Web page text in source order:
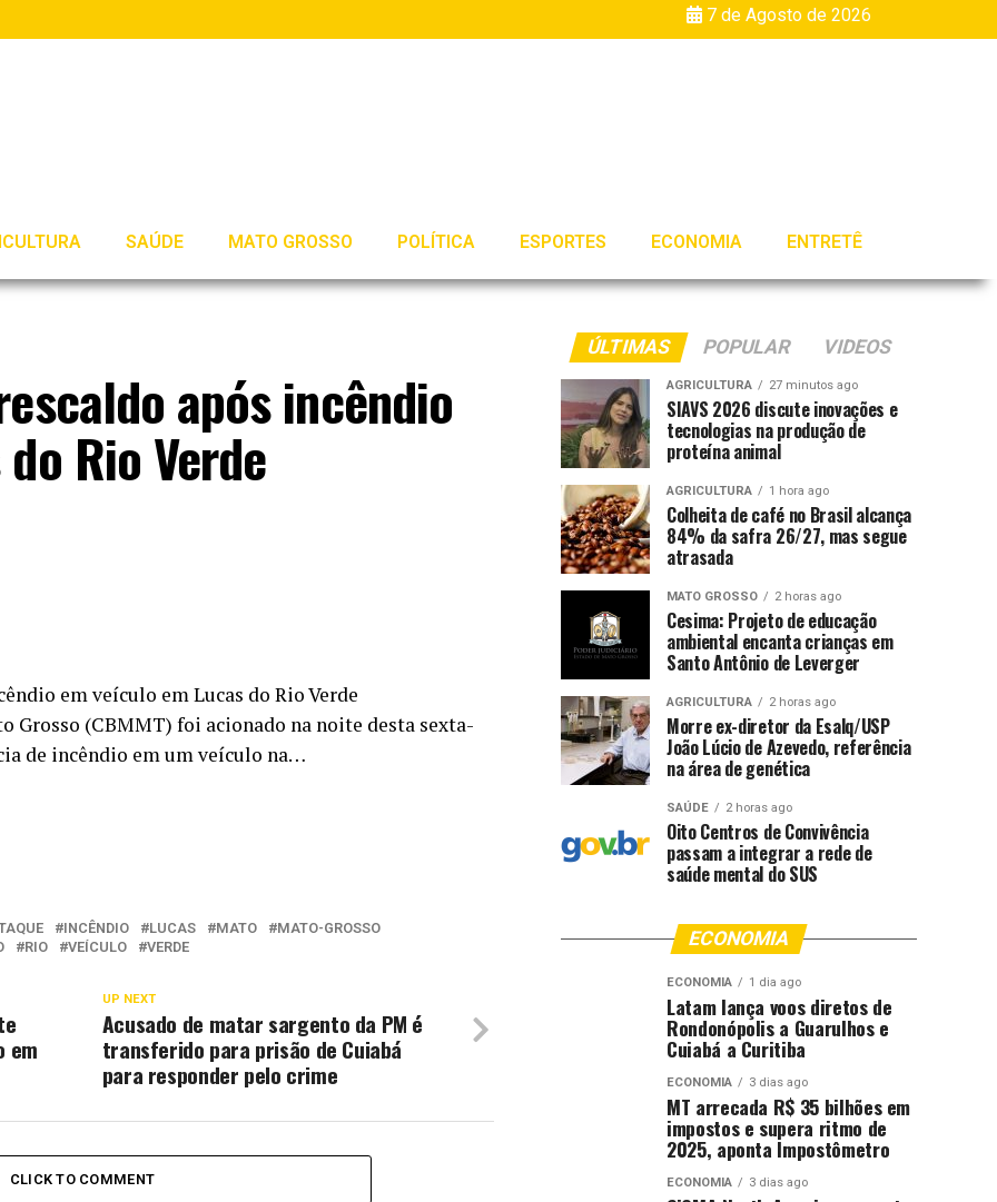
7 de Agosto de 2026
SAÚDE MATO GROSSO POLÍTICA ESPORTES ECONOMIA ENTRETÊ
após incêndio
Rio Verde
em veículo em Lucas do Rio Verde
Grosso (CBMMT) foi acionado na noite desta sexta-
de incêndio em um veículo na…
INCÊNDIO LUCAS MATO
MATO-GROSSO
RIO VEÍCULO VERDE
UP NEXT
Acusado de matar sargento da PM é
transferido para prisão de Cuiabá
para responder pelo crime
em
CLICK TO COMMENT
ÚLTIMAS POPULAR VIDEOS
AGRICULTURA 27 minutos ago
SIAVS 2026 discute inovações e
tecnologias na produção de
proteína animal
AGRICULTURA 1 hora ago
Colheita de café no Brasil alcança
84% da safra 26/27, mas segue
atrasada
MATO GROSSO 2 horas ago
Cesima: Projeto de educação
ambiental encanta crianças em
Santo Antônio de Leverger
AGRICULTURA 2 horas ago
Morre ex-diretor da Esalq/USP
João Lúcio de Azevedo, referência
na área de genética
SAÚDE 2 horas ago
Oito Centros de Convivência
passam a integrar a rede de
saúde mental do SUS
ECONOMIA
ECONOMIA 1 dia ago
Latam lança voos diretos de
Rondonópolis a Guarulhos e
Cuiabá a Curitiba
ECONOMIA 3 dias ago
MT arrecada R$ 35 bilhões em
impostos e supera ritmo de
2025, aponta Impostômetro
ECONOMIA 3 dias ago